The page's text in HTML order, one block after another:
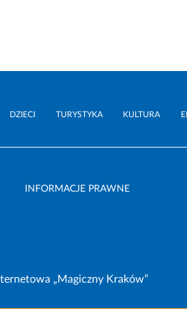
DZIECI TURYSTYKA KULTURA
INFORMACJE PRAWNE
„Magiczny Kraków”